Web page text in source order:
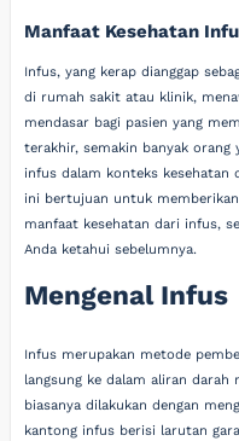
Manfaat Kesehatan
Infus, yang kerap dianggap
di rumah sakit atau klinik,
mendasar bagi pasien yang
terakhir, semakin banyak orang
infus dalam konteks kesehatan
ini bertujuan untuk
manfaat kesehatan dari infus,
Anda ketahui sebelumnya.
Mengenal Infus
Infus merupakan metode
langsung ke dalam aliran
biasanya dilakukan dengan
kantong infus berisi larutan